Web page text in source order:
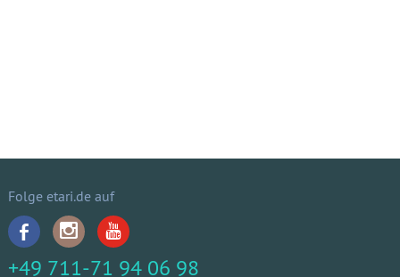
Folge etari.de auf
+49 711-71 94 06 98